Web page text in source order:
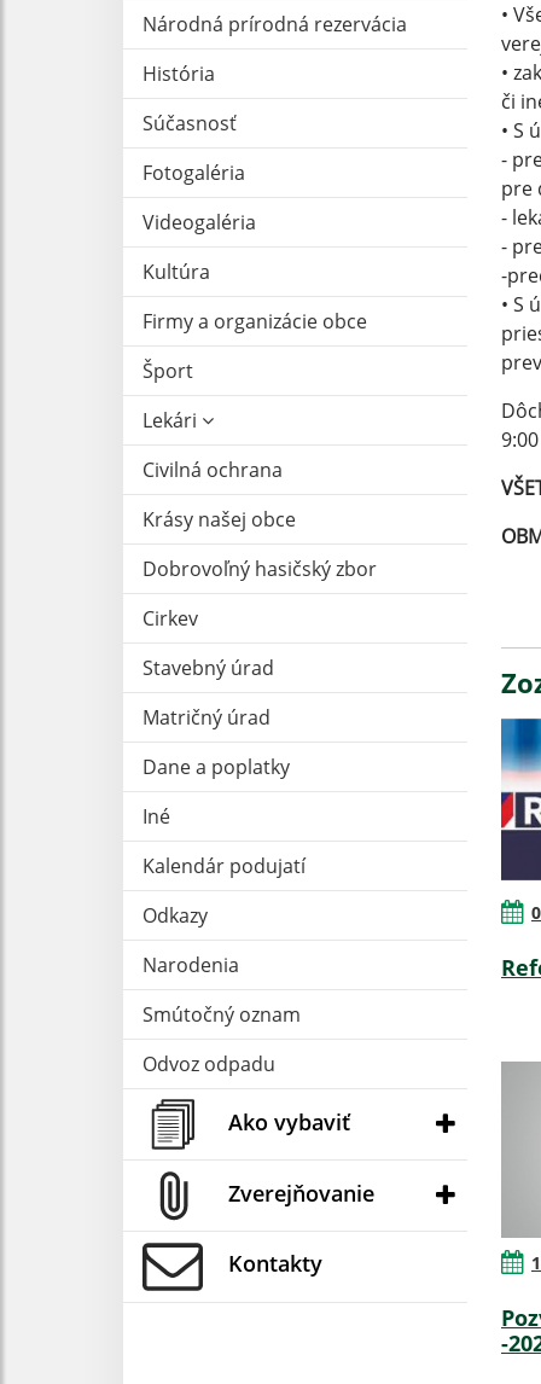
Národná prírodná rezervácia
História
Súčasnosť
Fotogaléria
Videogaléria
Kultúra
Firmy a organizácie obce
Šport
Lekári
Civilná ochrana
Krásy našej obce
Dobrovoľný hasičský zbor
Cirkev
Stavebný úrad
Matričný úrad
Dane a poplatky
Iné
Kalendár podujatí
Odkazy
Narodenia
Smútočný oznam
Odvoz odpadu
Ako vybaviť
Zverejňovanie
Kontakty
•
•
či
• S
-
pre
-
-
-
• S
-